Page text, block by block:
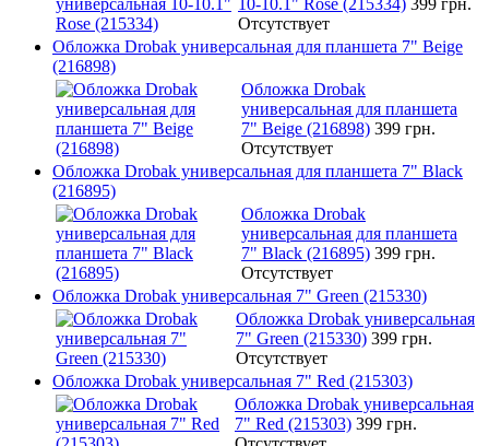
Отсутствует
Обложка Drobak универсальная для планшета 7" Beige
(216898)
Обложка Drobak
универсальная для планшета
7" Beige (216898) 399 грн.
Отсутствует
Обложка Drobak универсальная для планшета 7" Black
(216895)
Обложка Drobak
универсальная для планшета
7" Black (216895) 399 грн.
Отсутствует
Обложка Drobak универсальная 7" Green (215330)
Обложка Drobak универсальная
7" Green (215330) 399 грн.
Отсутствует
Обложка Drobak универсальная 7" Red (215303)
Обложка Drobak универсальная
7" Red (215303) 399 грн.